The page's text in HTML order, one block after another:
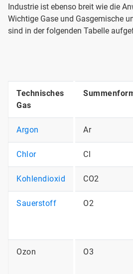
Industrie ist ebenso breit wie die
Wichtige Gase und Gasgemische
sind in der folgenden Tabelle
Technisches
Gas
Argon Ar
Chlor Cl
Kohlendioxid CO2
Sauerstoff O2
Ozon O3